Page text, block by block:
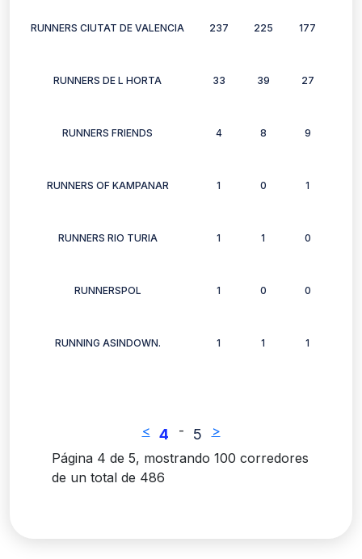
RUNNERS CIUTAT DE VALENCIA 237 225 177
RUNNERS DE L HORTA 33 39 27
RUNNERS FRIENDS 4 8 9
RUNNERS OF KAMPANAR 1 0 1
RUNNERS RIO TURIA 1 1 0
RUNNERSPOL 1 0 0
RUNNING ASINDOWN. 1 1 1
< 4 - 5
>
Página 4 de 5, mostrando 100 corredores
de un total de 486